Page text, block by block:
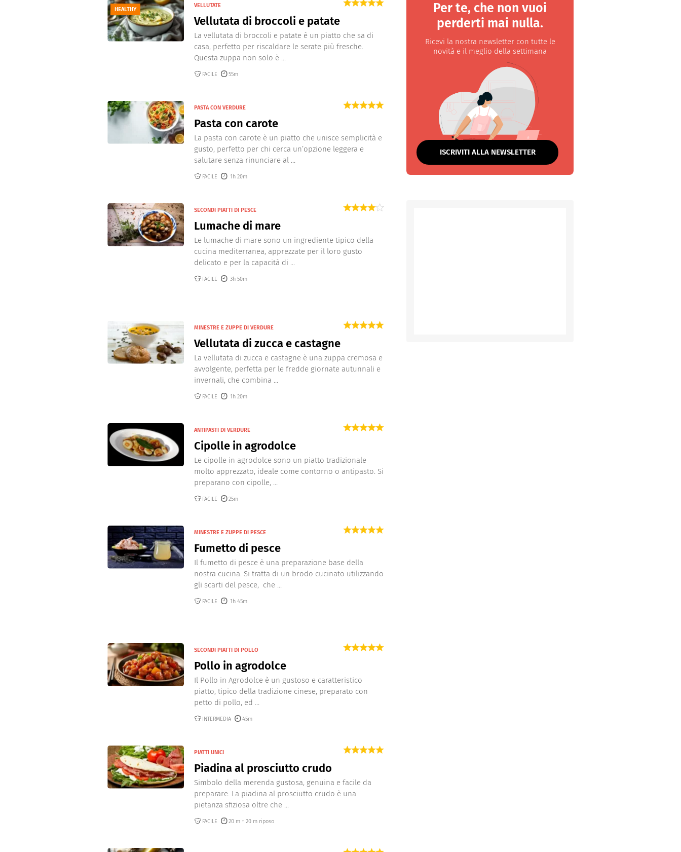
HEALTHY
VELLUTATE
Vellutata di broccoli e patate
La vellutata di broccoli e patate è un piatto che sa di
casa, perfetto per riscaldare le serate più fresche.
Questa zuppa non solo è ...
FACILE 55m
PASTA CON VERDURE
Pasta con carote
La pasta con carote è un piatto che unisce semplicità e
gusto, perfetto per chi cerca un’opzione leggera e
salutare senza rinunciare al ...
FACILE 1h 20m
SECONDI PIATTI DI PESCE
Lumache di mare
Le lumache di mare sono un ingrediente tipico della
cucina mediterranea, apprezzate per il loro gusto
delicato e per la capacità di ...
FACILE 3h 50m
MINESTRE E ZUPPE DI VERDURE
Vellutata di zucca e castagne
La vellutata di zucca e castagne è una zuppa cremosa e
avvolgente, perfetta per le fredde giornate autunnali e
invernali, che combina ...
FACILE 1h 20m
ANTIPASTI DI VERDURE
Cipolle in agrodolce
Le cipolle in agrodolce sono un piatto tradizionale
molto apprezzato, ideale come contorno o antipasto. Si
preparano con cipolle, ...
FACILE 25m
MINESTRE E ZUPPE DI PESCE
Fumetto di pesce
Il fumetto di pesce è una preparazione base della
nostra cucina. Si tratta di un brodo cucinato utilizzando
gli scarti del pesce, che ...
FACILE 1h 45m
SECONDI PIATTI DI POLLO
Pollo in agrodolce
Il Pollo in Agrodolce è un gustoso e caratteristico
piatto, tipico della tradizione cinese, preparato con
petto di pollo, ed ...
INTERMEDIA 45m
PIATTI UNICI
Piadina al prosciutto crudo
Simbolo della merenda gustosa, genuina e facile da
preparare. La piadina al prosciutto crudo è una
pietanza sfiziosa oltre che ...
FACILE 20 m + 20 m riposo
Per te, che non vuoi
perderti mai nulla.
Ricevi la nostra newsletter con tutte le
novità e il meglio della settimana
ISCRIVITI ALLA NEWSLETTER